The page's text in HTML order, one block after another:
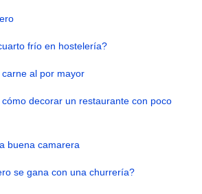
frío en hostelería?
al por mayor
decorar un restaurante con poco
buena camarera
se gana con una churrería?